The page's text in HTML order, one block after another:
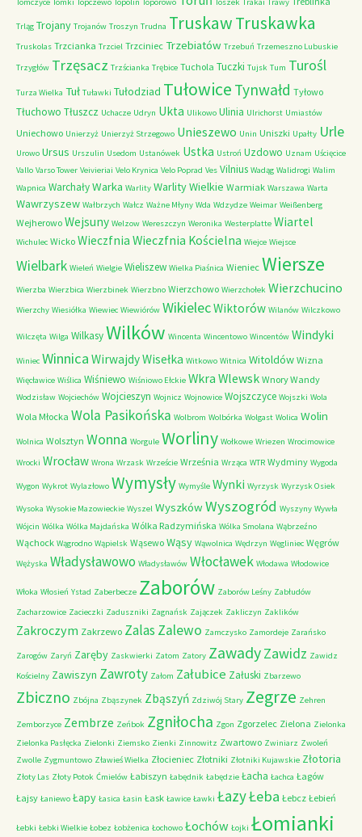
Trląg Trojany Trojanów Troszyn Trudna TruskawTruskawka
Truskolas Trzcianka Trzciel Trzciniec Trzebiatów Trzebuń Trzemeszno Lubuskie
Trzygłów Trzęsacz Trzścianka Trębice Tuchola Tuczki Tujsk Tum Turośl
Turza Wielka Tuł Tuławki Tułodziad Tułowice Tynwałd Tyłowo
Tłuchowo Tłuszcz Uchacze Udryn Ukta Ulikowo Ulinia Ulrichorst Umiastów
Uniechowo Unierzyż Unierzyż Strzegowo Unieszewo Unin Uniszki Upałty Urle
Urowo Ursus Urszulin Usedom Ustanówek Ustka Ustroń Uzdowo Uznam Uścięcice
Vallo Varso Tower Veivieriai Velo Krynica Velo Poprad Ves Vilnius Wadąg Walidrogi Walim
Wapnica WarchałyWarka Warlity Warlity Wielkie Warmiak Warszawa Warta
Wawrzyszew Wałbrzych Wałcz Ważne Młyny Wda Wdzydze Weimar Weißenberg
Wejherowo Wejsuny Welzow Wereszczyn Weronika Westerplatte Wiartel
Wichulec Wicko Wieczfnia Wieczfnia Kościelna Wiejce Wiejsce
Wielbark Wieleń Wielgie Wieliszew Wielka Piaśnica Wieniec Wiersze
Wierzba Wierzbica Wierzbinek Wierzbno Wierzchowo Wierzchołek Wierzchucino
Wierzchy Wiesiółka Wiewiec Wiewiórów WikielecWiktorów Wilanów Wilczkowo
Wilczęta Wilga WilkasyWilków Wincenta Wincentowo Wincentów Windyki
Winiec Winnica WirwajdyWisełka Witkowo Witnica Witoldów Wizna
Więcławice Wiślica Wiśniewo Wiśniowo Ełckie Wkra Wlewsk Wnory Wandy
Wodzisław Wojciechów Wojcieszyn Wojnicz Wojnowice Wojszczyce Wojszki Wola
Wola Młocka Wola Pasikońska Wolbrom Wolbórka Wolgast Wolica Wolin
Wolnica Wolsztyn Wonna Worgule Worliny Wołkowe Wriezen Wrocimowice
Wrocki Wrocław Wrona Wrzask Wrzeście Września Wrząca WTR Wydminy Wygoda
Wygon Wykrot Wylazłowo Wymysły Wymyśle Wynki Wyrzysk Wyrzysk Osiek
Wysoka Wysokie Mazowieckie Wyszel WyszkówWyszogród Wyszyny Wywła
Wójcin Wólka Wólka Majdańska Wólka Radzymińska Wólka Smolana Wąbrzeźno
Wąchock Wągrodno Wąpielsk Wąsewo Wąsy Wąwolnica Wędrzyn Węgliniec Węgrów
Wężyska Władysławowo Władysławów Włocławek Włodawa Włodowice
Włoka Włosień Ystad Zaberbecze Zaborów Zaborów Leśny Zabłudów
Zacharzowice Zacieczki Zaduszniki Zagnańsk Zajączek Zakliczyn Zaklików
Zakroczym Zakrzewo ZalasZalewo Zamczysko Zamordeje Zarańsko
Zarogów Zaryń Zaręby Zaskwierki Zatom Zatory ZawadyZawidz Zawidz
Kościelny Zawiszyn Zawroty Załom Załubice Załuski Zbarzewo
Zbiczno Zbójna Zbąszynek Zbąszyń Zdziwój Stary Zegrze Zehren
Zemborzyce Zembrze Zeńbok Zgniłocha Zgon Zgorzelec Zielona Zielonka
Zielonka Pasłęcka Zielonki Ziemsko Zienki Zinnowitz Zwartowo Zwiniarz Zwoleń
Zwolle Zygmuntowo Zławieś Wielka Złocieniec Złotniki Złotniki Kujawskie Złotoria
Złoty Las Złoty Potok Ćmielów Łabiszyn Łabędnik Łabędzie Łacha Łachca Łagów
Łajsy Łaniewo Łapy Łasica Łasin Łask Ławice Ławki ŁazyŁeba Łebcz Łebień
Łebki Łebki Wielkie Łobez Łobżenica Łochowo Łochów Łojki Łomianki